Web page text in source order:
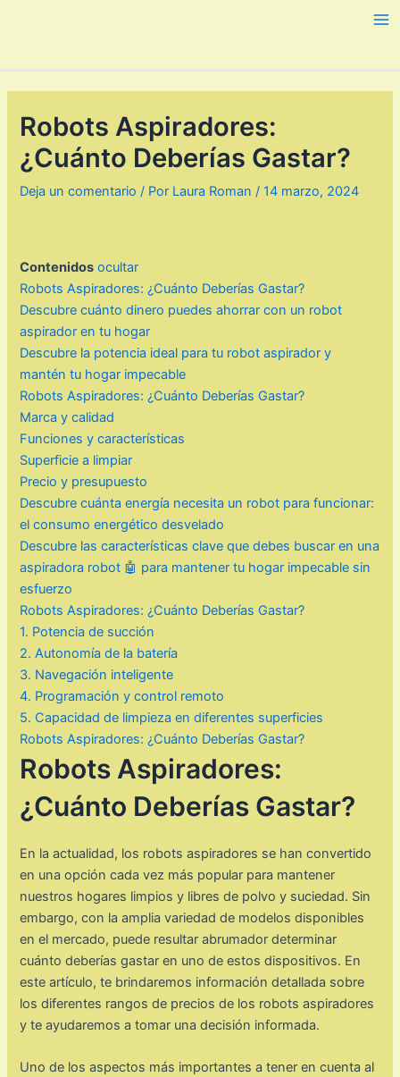
Robots Aspiradores:
¿Cuánto Deberías Gastar?
Deja un comentario / Por Laura Roman/14 marzo, 2024
Contenidos ocultar
Robots Aspiradores: ¿Cuánto Deberías Gastar?
Descubre cuánto dinero puedes ahorrar con un robot
aspirador en tu hogar
Descubre la potencia ideal para tu robot aspirador y
mantén tu hogar impecable
Robots Aspiradores: ¿Cuánto Deberías Gastar?
Marca y calidad
Funciones y características
Superficie a limpiar
Precio y presupuesto
Descubre cuánta energía necesita un robot para funcionar:
el consumo energético desvelado
Descubre las características clave que debes buscar en una
aspiradora robot 🤖 para mantener tu hogar impecable sin
esfuerzo
Robots Aspiradores: ¿Cuánto Deberías Gastar?
1. Potencia de succión
2. Autonomía de la batería
3. Navegación inteligente
4. Programación y control remoto
5. Capacidad de limpieza en diferentes superficies
Robots Aspiradores: ¿Cuánto Deberías Gastar?
Robots Aspiradores:
¿Cuánto Deberías Gastar?
En la actualidad, los robots aspiradores se han convertido
en una opción cada vez más popular para mantener
nuestros hogares limpios y libres de polvo y suciedad. Sin
embargo, con la amplia variedad de modelos disponibles
en el mercado, puede resultar abrumador determinar
cuánto deberías gastar en uno de estos dispositivos. En
este artículo, te brindaremos información detallada sobre
los diferentes rangos de precios de los robots aspiradores
y te ayudaremos a tomar una decisión informada.
Uno de los aspectos más importantes a tener en cuenta al